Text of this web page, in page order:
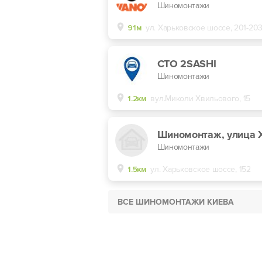
Шиномонтажи
91м ул. Харьковское шоссе, 201-203
СТО 2SASHI
Шиномонтажи
1.2км вул.Миколи Хвильового, 15
Шиномонтажи
1.5км ул. Харьковское шоссе, 152
ВСЕ ШИНОМОНТАЖИ КИЕВА